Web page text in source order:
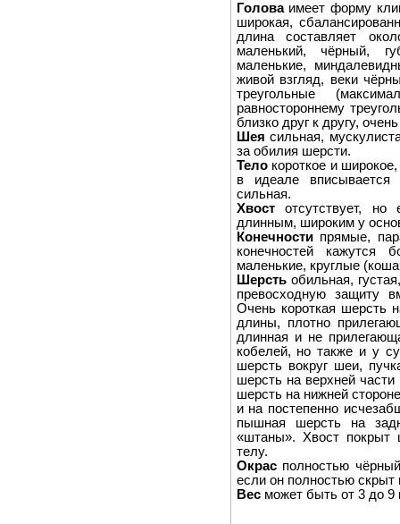
Голова имеет форму
широкая,
длина составляет
маленький, чёрный,
маленькие,
живой взгляд, веки
треугольные
равностороннему
близко друг к другу,
Шеясильная,
за обилия шерсти.
Тело короткое и
в идеале
сильная.
Хвостотсутствует,
длинным, широким у
Конечности прямые,
конечностей кажутся
маленькие, круглые
Шерсть обильная,
превосходную защиту
Очень короткая шерсть
длины, плотно
длинная и не
кобелей, но также и у
шерсть вокруг шеи,
шерсть на верхней
шерсть на нижней
и на постепенно
пышная шерсть на
«штаны». Хвост покрыт
телу.
Окрас полностью
если он полностью
Вес может быть от 3 до 9